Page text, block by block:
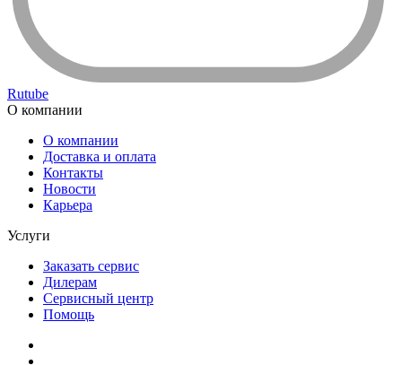
Rutube
О компании
О компании
Доставка и оплата
Контакты
Новости
Карьера
Услуги
Заказать сервис
Дилерам
Сервисный центр
Помощь